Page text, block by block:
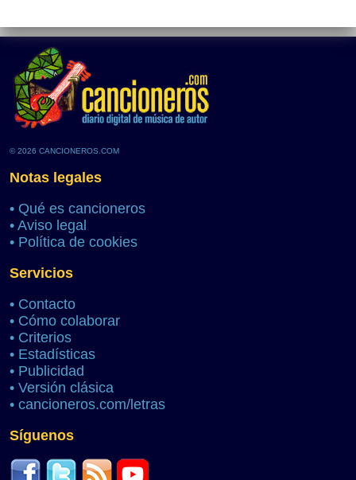
© 2026 CANCIONEROS.COM
Notas legales
• Qué es cancioneros
• Aviso legal
• Política de cookies
Servicios
• Contacto
• Cómo colaborar
• Criterios
• Estadísticas
• Publicidad
• Versión clásica
• cancioneros.com/letras
Síguenos